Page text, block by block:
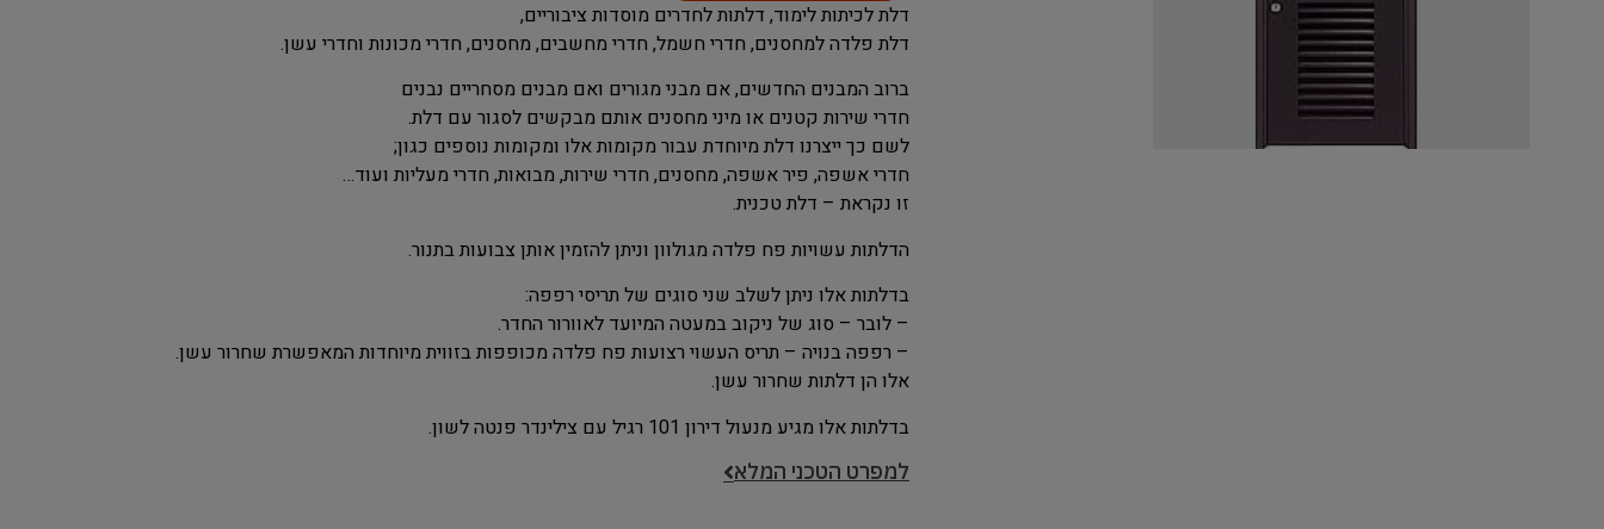
דלת לכיתות לימוד, דלתות לחדרים מוסדות ציבוריים,
דלת פלדה למחסנים, חדרי חשמל, חדרי מחשבים, מחסנים, חדרי מכונות וחדרי עשן.
ברוב המבנים החדשים, אם מבני מגורים ואם מבנים מסחריים נבנים
חדרי שירות קטנים או מיני מחסנים אותם מבקשים לסגור עם דלת.
לשם כך ייצרנו דלת מיוחדת עבור מקומות אלו ומקומות נוספים כגון;
חדרי אשפה, פיר אשפה, מחסנים, חדרי שירות, מבואות, חדרי מעליות ועוד…
זו נקראת – דלת טכנית.
הדלתות עשויות פח פלדה מגולוון וניתן להזמין אותן צבועות בתנור.
בדלתות אלו ניתן לשלב שני סוגים של תריסי רפפה:
– לובר – סוג של ניקוב במעטה המיועד לאוורור החדר.
– רפפה בנויה – תריס העשוי רצועות פח פלדה מכופפות בזווית מיוחדות המאפשרת שחרור עשן.
אלו הן דלתות שחרור עשן.
בדלתות אלו מגיע מנעול דירון 101 רגיל עם צילינדר פנטה לשון.
למפרט הטכני המלא